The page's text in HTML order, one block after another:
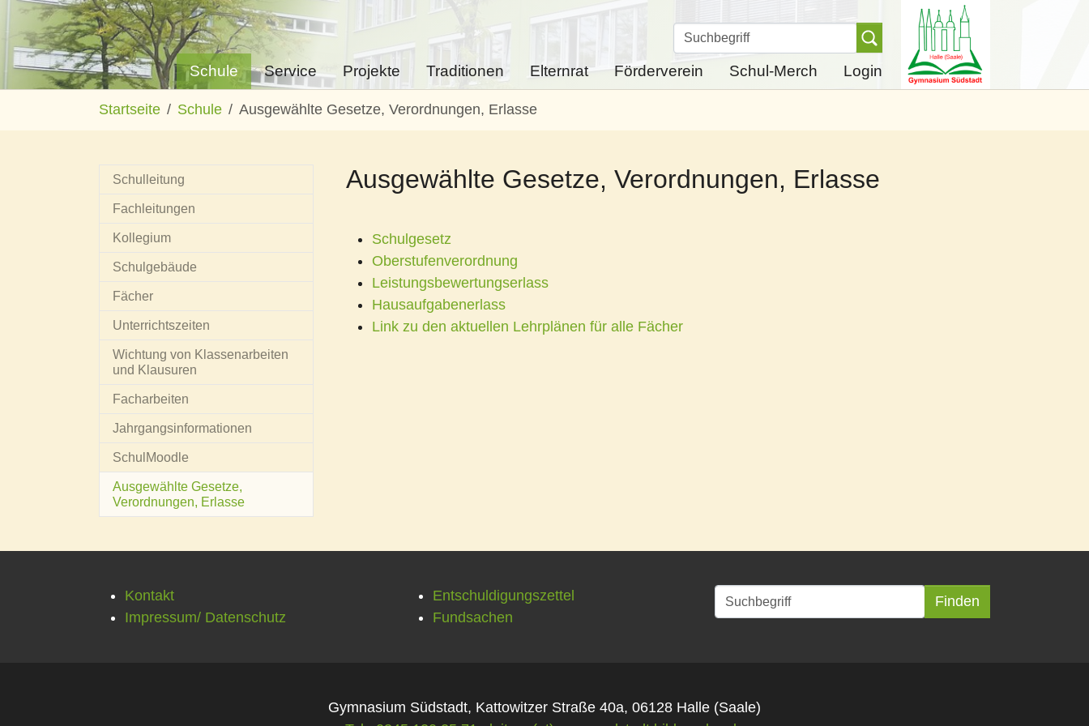
Finden
Schule Service Projekte Traditionen Elternrat Förderverein Schul-Merch Login
Startseite Schule Ausgewählte Gesetze, Verordnungen, Erlasse
Schulleitung
Fachleitungen
Kollegium
Schulgebäude
Fächer
Unterrichtszeiten
Wichtung von Klassenarbeiten
und Klausuren
Facharbeiten
Jahrgangsinformationen
SchulMoodle
Ausgewählte Gesetze,
Verordnungen, Erlasse(current)
Ausgewählte Gesetze, Verordnungen, Erlasse
Schulgesetz
Oberstufenverordnung
Leistungsbewertungserlass
Hausaufgabenerlass
Link zu den aktuellen Lehrplänen für alle Fächer
Kontakt
Impressum/ Datenschutz
Entschuldigungszettel
Fundsachen
Gymnasium Südstadt, Kattowitzer Straße 40a, 06128 Halle (Saale)